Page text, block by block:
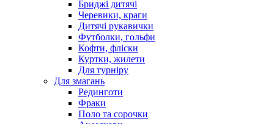
Бриджі дитячі
Черевики, краги
Дитячі рукавички
Футболки, гольфи
Кофти, фліски
Куртки, жилети
Для турніру
Для змагань
Рединготи
Фраки
Поло та сорочки